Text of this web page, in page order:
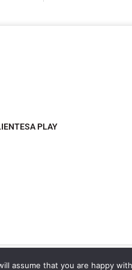
PLAY
assume that you are happy